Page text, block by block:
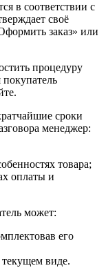
в соответствии с
своё
заказ» или
процедуру
покупатель
сроки
менеджер:
товара;
оплаты и
может:
его
текущем виде.